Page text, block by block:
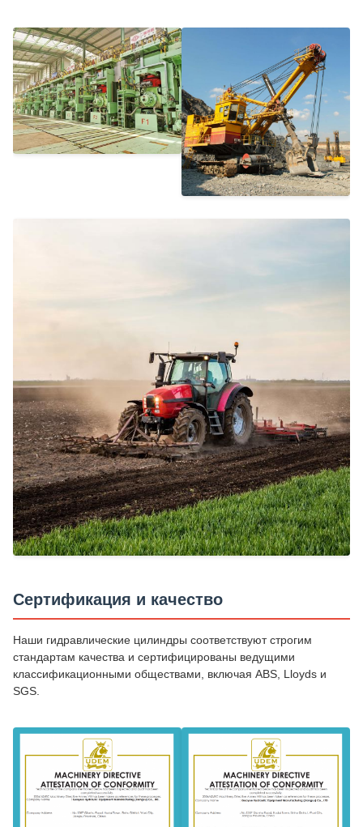
Сертификация и качество
Наши гидравлические цилиндры соответствуют строгим
стандартам качества и сертифицированы ведущими
классификационными обществами, включая ABS, Lloyds и
SGS.